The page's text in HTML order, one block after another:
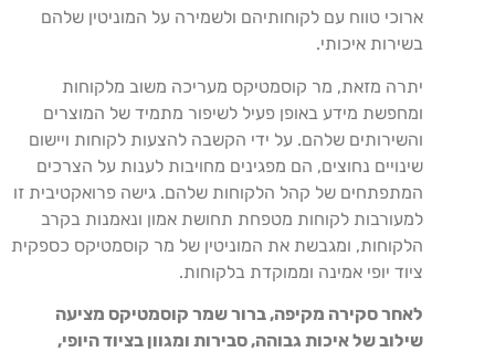
ארוכי טווח עם לקוחותיהם ולשמירה על המוניטין שלהם
בשירות איכותי.
יתרה מזאת, מר קוסמטיקס מעריכה משוב מלקוחות
ומחפשת מידע באופן פעיל לשיפור מתמיד של המוצרים
והשירותים שלהם. על ידי הקשבה להצעות לקוחות ויישום
שינויים נחוצים, הם מפגינים מחויבות לענות על הצרכים
המתפתחים של קהל הלקוחות שלהם. גישה פרואקטיבית זו
למעורבות לקוחות מטפחת תחושת אמון ונאמנות בקרב
הלקוחות, ומגבשת את המוניטין של מר קוסמטיקס כספקית
ציוד יופי אמינה וממוקדת בלקוחות.
לאחר סקירה מקיפה, ברור שמר קוסמטיקס מציעה
שילוב של איכות גבוהה, סבירות ומגוון בציוד היופי,